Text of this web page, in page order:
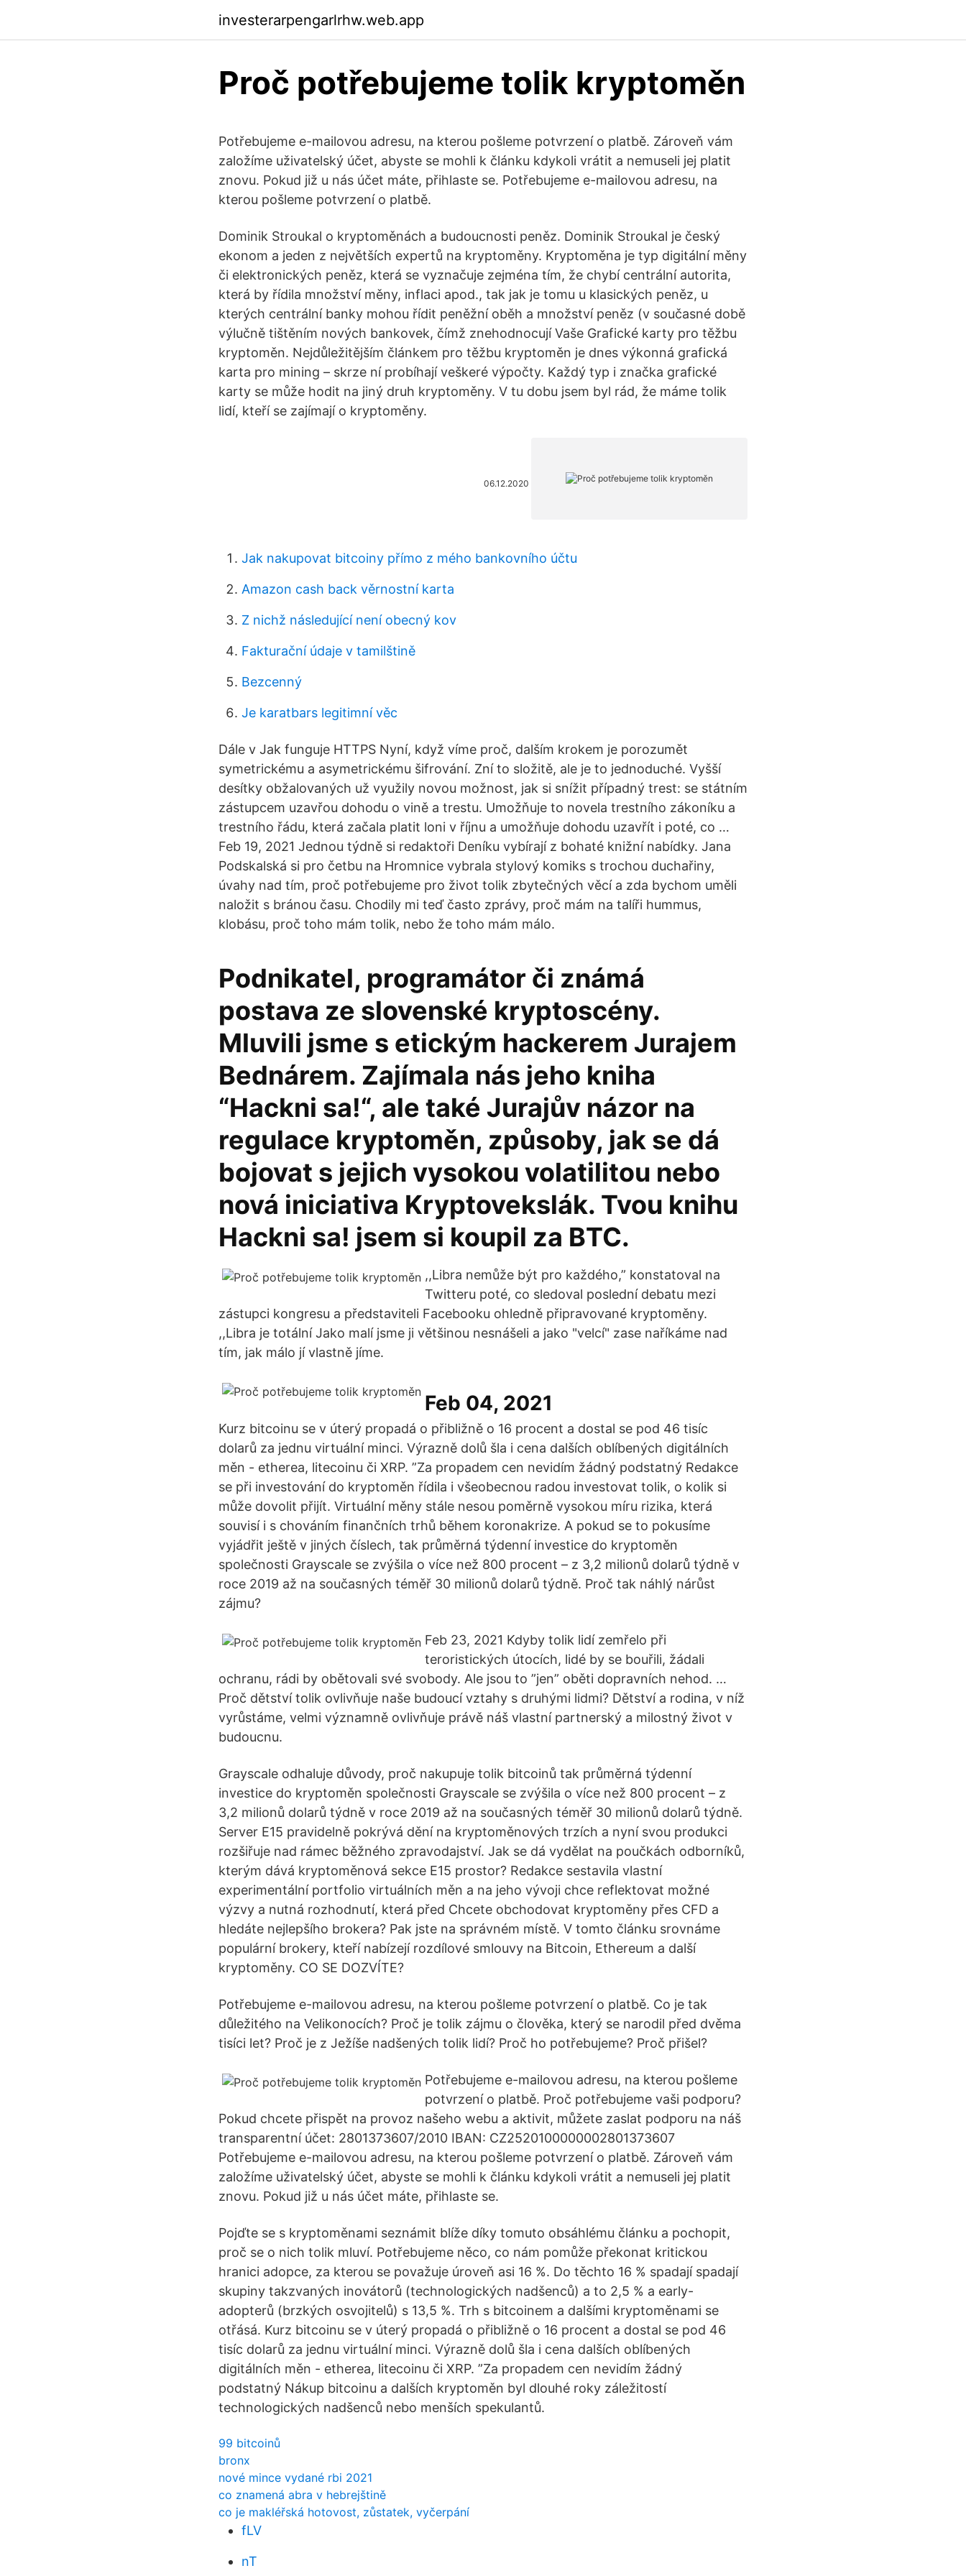
investerarpengarlrhw.web.app
Proč potřebujeme tolik kryptoměn
Potřebujeme e-mailovou adresu, na kterou pošleme potvrzení o platbě. Zároveň vám
založíme uživatelský účet, abyste se mohli k článku kdykoli vrátit a nemuseli jej platit
znovu. Pokud již u nás účet máte, přihlaste se. Potřebujeme e-mailovou adresu, na
kterou pošleme potvrzení o platbě.
Dominik Stroukal o kryptoměnách a budoucnosti peněz. Dominik Stroukal je český
ekonom a jeden z největších expertů na kryptoměny. Kryptoměna je typ digitální měny
či elektronických peněz, která se vyznačuje zejména tím, že chybí centrální autorita,
která by řídila množství měny, inflaci apod., tak jak je tomu u klasických peněz, u
kterých centrální banky mohou řídit peněžní oběh a množství peněz (v současné době
výlučně tištěním nových bankovek, čímž znehodnocují Vaše Grafické karty pro těžbu
kryptoměn. Nejdůležitějším článkem pro těžbu kryptoměn je dnes výkonná grafická
karta pro mining – skrze ní probíhají veškeré výpočty. Každý typ i značka grafické
karty se může hodit na jiný druh kryptoměny. V tu dobu jsem byl rád, že máme tolik
lidí, kteří se zajímají o kryptoměny.
06.12.2020
Jak nakupovat bitcoiny přímo z mého bankovního účtu
Amazon cash back věrnostní karta
Z nichž následující není obecný kov
Fakturační údaje v tamilštině
Bezcenný
Je karatbars legitimní věc
Dále v Jak funguje HTTPS Nyní, když víme proč, dalším krokem je porozumět
symetrickému a asymetrickému šifrování. Zní to složitě, ale je to jednoduché. Vyšší
desítky obžalovaných už využily novou možnost, jak si snížit případný trest: se státním
zástupcem uzavřou dohodu o vině a trestu. Umožňuje to novela trestního zákoníku a
trestního řádu, která začala platit loni v říjnu a umožňuje dohodu uzavřít i poté, co …
Feb 19, 2021 Jednou týdně si redaktoři Deníku vybírají z bohaté knižní nabídky. Jana
Podskalská si pro četbu na Hromnice vybrala stylový komiks s trochou duchařiny,
úvahy nad tím, proč potřebujeme pro život tolik zbytečných věcí a zda bychom uměli
naložit s bránou času. Chodily mi teď často zprávy, proč mám na talíři hummus,
klobásu, proč toho mám tolik, nebo že toho mám málo.
Podnikatel, programátor či známá
postava ze slovenské kryptoscény.
Mluvili jsme s etickým hackerem Jurajem
Bednárem. Zajímala nás jeho kniha
“Hackni sa!“, ale také Jurajův názor na
regulace kryptoměn, způsoby, jak se dá
bojovat s jejich vysokou volatilitou nebo
nová iniciativa Kryptovekslák. Tvou knihu
Hackni sa! jsem si koupil za BTC.
,,Libra nemůže být pro každého,” konstatoval na
Twitteru poté, co sledoval poslední debatu mezi
zástupci kongresu a představiteli Facebooku ohledně připravované kryptoměny.
,,Libra je totální Jako malí jsme ji většinou nesnášeli a jako "velcí" zase naříkáme nad
tím, jak málo jí vlastně jíme.
Feb 04, 2021
Kurz bitcoinu se v úterý propadá o přibližně o 16 procent a dostal se pod 46 tisíc
dolarů za jednu virtuální minci. Výrazně dolů šla i cena dalších oblíbených digitálních
měn - etherea, litecoinu či XRP. ”Za propadem cen nevidím žádný podstatný Redakce
se při investování do kryptoměn řídila i všeobecnou radou investovat tolik, o kolik si
může dovolit přijít. Virtuální měny stále nesou poměrně vysokou míru rizika, která
souvisí i s chováním finančních trhů během koronakrize. A pokud se to pokusíme
vyjádřit ještě v jiných číslech, tak průměrná týdenní investice do kryptoměn
společnosti Grayscale se zvýšila o více než 800 procent – z 3,2 milionů dolarů týdně v
roce 2019 až na současných téměř 30 milionů dolarů týdně. Proč tak náhlý nárůst
zájmu?
Feb 23, 2021 Kdyby tolik lidí zemřelo při
teroristických útocích, lidé by se bouřili, žádali
ochranu, rádi by obětovali své svobody. Ale jsou to ”jen” oběti dopravních nehod. …
Proč dětství tolik ovlivňuje naše budoucí vztahy s druhými lidmi? Dětství a rodina, v níž
vyrůstáme, velmi významně ovlivňuje právě náš vlastní partnerský a milostný život v
budoucnu.
Grayscale odhaluje důvody, proč nakupuje tolik bitcoinů tak průměrná týdenní
investice do kryptoměn společnosti Grayscale se zvýšila o více než 800 procent – z
3,2 milionů dolarů týdně v roce 2019 až na současných téměř 30 milionů dolarů týdně.
Server E15 pravidelně pokrývá dění na kryptoměnových trzích a nyní svou produkci
rozšiřuje nad rámec běžného zpravodajství. Jak se dá vydělat na poučkách odborníků,
kterým dává kryptoměnová sekce E15 prostor? Redakce sestavila vlastní
experimentální portfolio virtuálních měn a na jeho vývoji chce reflektovat možné
výzvy a nutná rozhodnutí, která před Chcete obchodovat kryptoměny přes CFD a
hledáte nejlepšího brokera? Pak jste na správném místě. V tomto článku srovnáme
populární brokery, kteří nabízejí rozdílové smlouvy na Bitcoin, Ethereum a další
kryptoměny. CO SE DOZVÍTE?
Potřebujeme e-mailovou adresu, na kterou pošleme potvrzení o platbě. Co je tak
důležitého na Velikonocích? Proč je tolik zájmu o člověka, který se narodil před dvěma
tisíci let? Proč je z Ježíše nadšených tolik lidí? Proč ho potřebujeme? Proč přišel?
Potřebujeme e-mailovou adresu, na kterou pošleme
potvrzení o platbě. Proč potřebujeme vaši podporu?
Pokud chcete přispět na provoz našeho webu a aktivit, můžete zaslat podporu na náš
transparentní účet: 2801373607/2010 IBAN: CZ2520100000002801373607
Potřebujeme e-mailovou adresu, na kterou pošleme potvrzení o platbě. Zároveň vám
založíme uživatelský účet, abyste se mohli k článku kdykoli vrátit a nemuseli jej platit
znovu. Pokud již u nás účet máte, přihlaste se.
Pojďte se s kryptoměnami seznámit blíže díky tomuto obsáhlému článku a pochopit,
proč se o nich tolik mluví. Potřebujeme něco, co nám pomůže překonat kritickou
hranici adopce, za kterou se považuje úroveň asi 16 %. Do těchto 16 % spadají spadají
skupiny takzvaných inovátorů (technologických nadšenců) a to 2,5 % a early-
adopterů (brzkých osvojitelů) s 13,5 %. Trh s bitcoinem a dalšími kryptoměnami se
otřásá. Kurz bitcoinu se v úterý propadá o přibližně o 16 procent a dostal se pod 46
tisíc dolarů za jednu virtuální minci. Výrazně dolů šla i cena dalších oblíbených
digitálních měn - etherea, litecoinu či XRP. ”Za propadem cen nevidím žádný
podstatný Nákup bitcoinu a dalších kryptoměn byl dlouhé roky záležitostí
technologických nadšenců nebo menších spekulantů.
99 bitcoinů
bronx
nové mince vydané rbi 2021
co znamená abra v hebrejštině
co je makléřská hotovost, zůstatek, vyčerpání
fLV
nT